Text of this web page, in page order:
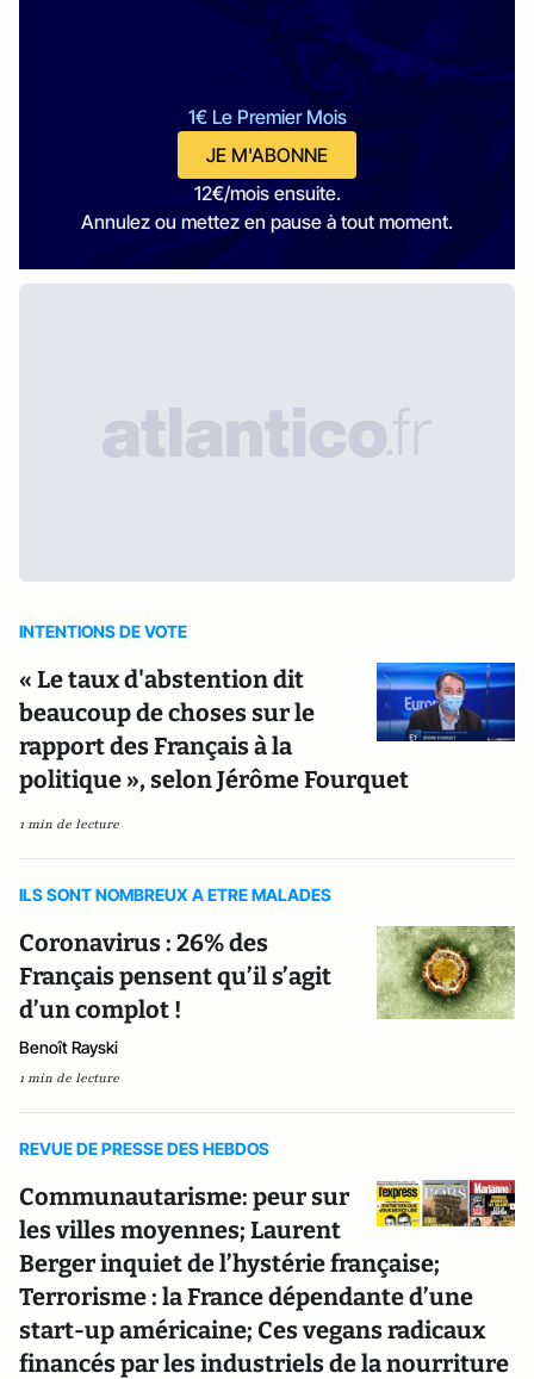
1€ Le Premier Mois
JE M'ABONNE
12€/mois ensuite.
Annulez ou mettez en pause à tout moment.
INTENTIONS DE VOTE
« Le taux d'abstention dit
beaucoup de choses sur le
rapport des Français à la
politique », selon Jérôme Fourquet
1 min de lecture
ILS SONT NOMBREUX A ETRE MALADES
Coronavirus : 26% des
Français pensent qu’il s’agit
d’un complot !
Benoît Rayski
1 min de lecture
REVUE DE PRESSE DES HEBDOS
Communautarisme: peur sur
les villes moyennes; Laurent
Berger inquiet de l’hystérie française;
Terrorisme : la France dépendante d’une
start-up américaine; Ces vegans radicaux
financés par les industriels de la nourriture